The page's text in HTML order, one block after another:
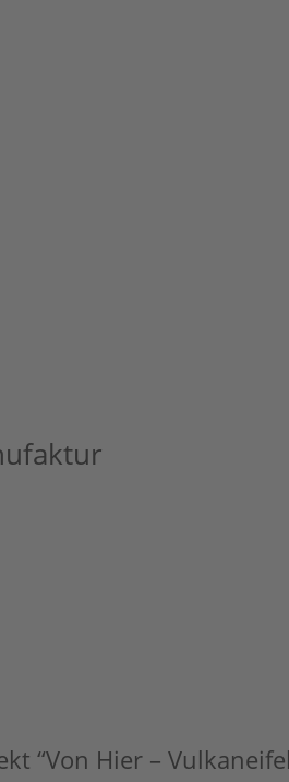
“Von Hier –